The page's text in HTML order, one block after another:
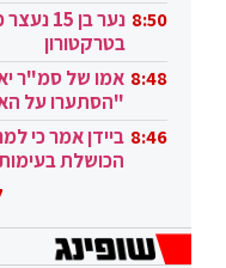
8:50
נער בן
בטרקטורון
8:48 אמו של סמ"ר
"הסתערו על
ובגבורה" 8:46 ביידן אמר כי
הכושלת